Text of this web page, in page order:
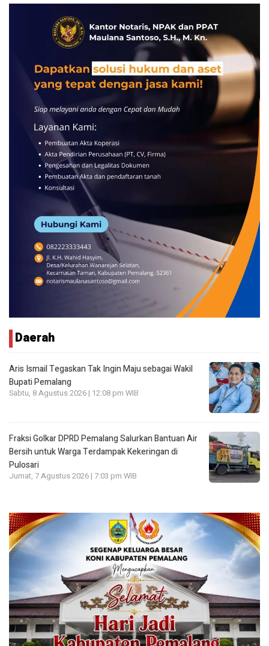
Daerah
Aris Ismail Tegaskan Tak Ingin Maju sebagai Wakil
Bupati Pemalang
Sabtu, 8 Agustus 2026 | 12:08 pm WIB
Fraksi Golkar DPRD Pemalang Salurkan Bantuan Air
Bersih untuk Warga Terdampak Kekeringan di
Pulosari
Jumat, 7 Agustus 2026 | 7:03 pm WIB